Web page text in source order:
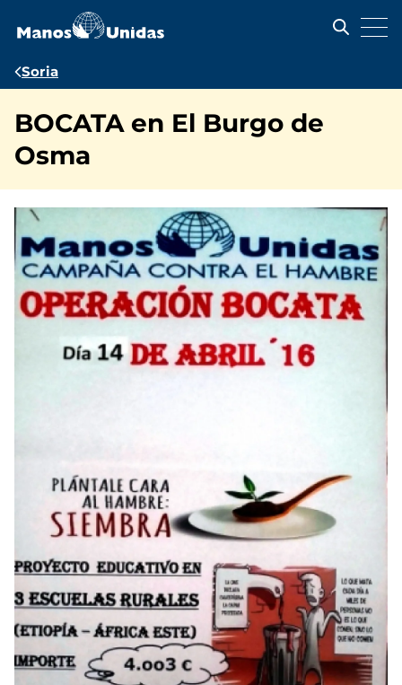
contenido
Ruta
navegación
Soria
BOCATA en El Burgo de
Osma